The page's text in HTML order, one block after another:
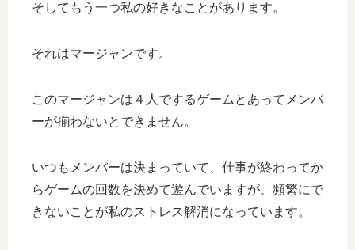
そしてもう一つ私の好きなことがあります。
それはマージャンです。
このマージャンは４人でするゲームとあってメンバ
ーが揃わないとできません。
いつもメンバーは決まっていて、仕事が終わってか
らゲームの回数を決めて遊んでいますが、頻繁にで
きないことが私のストレス解消になっています。